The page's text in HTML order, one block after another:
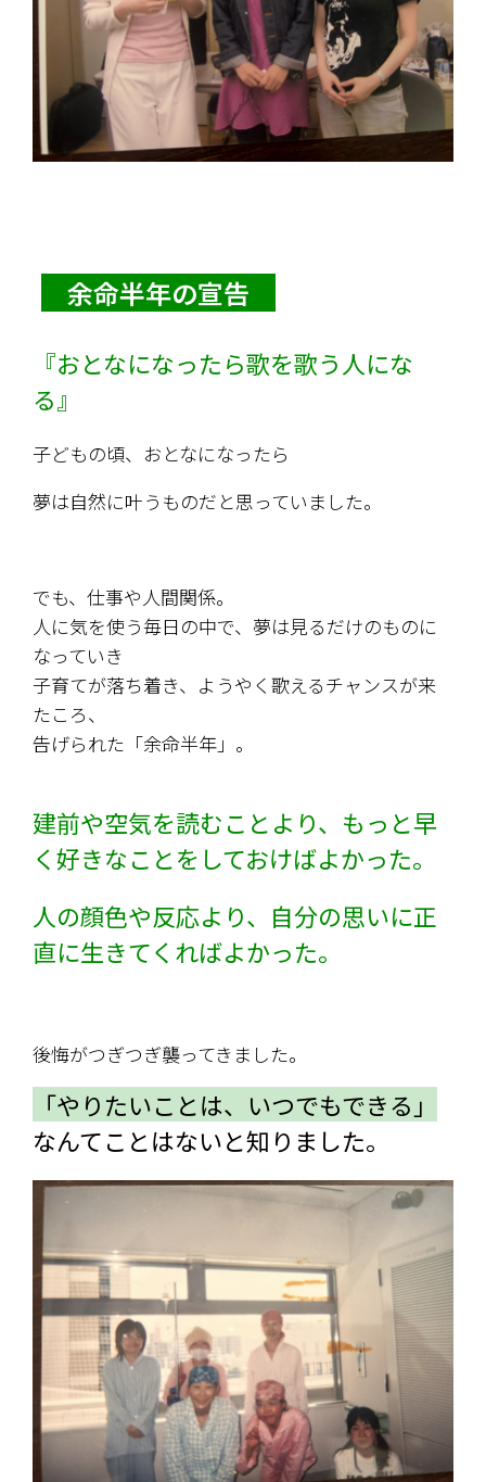
余命半年の宣告
『おとなになったら歌を歌う人にな
る』
子どもの頃、おとなになったら
夢は自然に叶うものだと思っていました。
でも、仕事や人間関係。
人に気を使う毎日の中で、夢は見るだけのものに
なっていき
子育てが落ち着き、ようやく歌えるチャンスが来
たころ、
告げられた「余命半年」。
建前や空気を読むことより、もっと早
く好きなことをしておけばよかった。
人の顔色や反応より、自分の思いに正
直に生きてくればよかった。
後悔がつぎつぎ襲ってきました。
「やりたいことは、いつでもできる」
なんてことはないと知りました。